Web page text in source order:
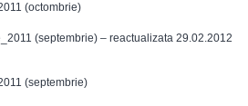
(octombrie)
(septembrie) – reactualizata 29.02.2012
(septembrie)